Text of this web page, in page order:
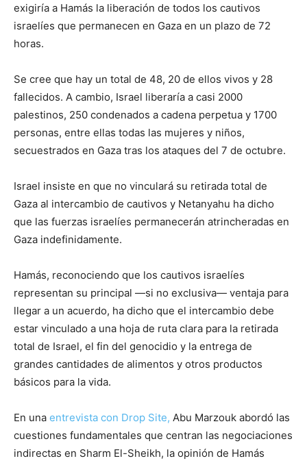
exigiría a Hamás la liberación de todos los cautivos
israelíes que permanecen en Gaza en un plazo de 72
horas.
Se cree que hay un total de 48, 20 de ellos vivos y 28
fallecidos. A cambio, Israel liberaría a casi 2000
palestinos, 250 condenados a cadena perpetua y 1700
personas, entre ellas todas las mujeres y niños,
secuestrados en Gaza tras los ataques del 7 de octubre.
Israel insiste en que no vinculará su retirada total de
Gaza al intercambio de cautivos y Netanyahu ha dicho
que las fuerzas israelíes permanecerán atrincheradas en
Gaza indefinidamente.
Hamás, reconociendo que los cautivos israelíes
representan su principal —si no exclusiva— ventaja para
llegar a un acuerdo, ha dicho que el intercambio debe
estar vinculado a una hoja de ruta clara para la retirada
total de Israel, el fin del genocidio y la entrega de
grandes cantidades de alimentos y otros productos
básicos para la vida.
En una entrevista con Drop Site, Abu Marzouk abordó las
cuestiones fundamentales que centran las negociaciones
indirectas en Sharm El-Sheikh, la opinión de Hamás